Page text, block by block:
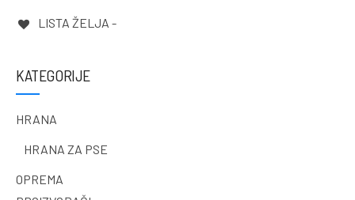
LISTA ŽELJA -
KATEGORIJE
HRANA
HRANA ZA PSE
OPREMA